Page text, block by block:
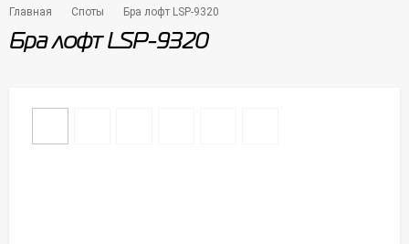
Главная Споты Бра лофт LSP-9320
Бра лофт LSP-9320